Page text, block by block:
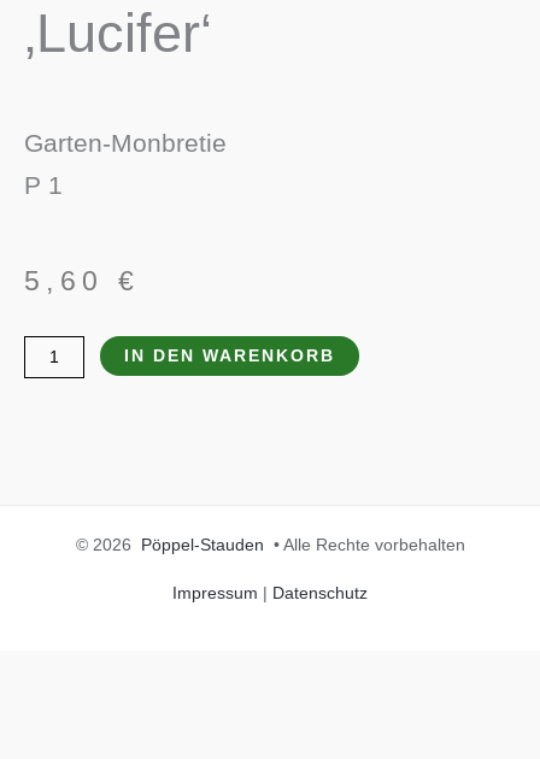
‚Lucifer‘
Garten-Monbretie
P 1
5,60 €
Crocosmia
x
IN DEN WARENKORB
© 2026 Pöppel-Stauden • Alle Rechte vorbehalten
Impressum | Datenschutz